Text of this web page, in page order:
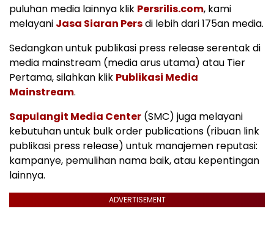
puluhan media lainnya klik Persrilis.com, kami
melayani Jasa Siaran Persdi lebih dari 175an media.
Sedangkan untuk publikasi press release serentak di
media mainstream (media arus utama) atau Tier
Pertama, silahkan klik Publikasi Media
Mainstream.
Sapulangit Media Center (SMC) juga melayani
kebutuhan untuk bulk order publications (ribuan link
publikasi press release) untuk manajemen reputasi:
kampanye, pemulihan nama baik, atau kepentingan
lainnya.
ADVERTISEMENT